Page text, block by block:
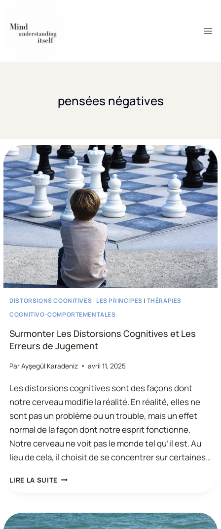
contenu
pensées négatives
DISTORSIONS COGNITIVES | LES PRINCIPES | THÉRAPIES
COGNITIVO-COMPORTEMENTALES
Surmonter Les Distorsions Cognitives et Les
Erreurs de Jugement
ParAyşegül Karadeniz avril 11, 2025
Les distorsions cognitives sont des façons dont
notre cerveau modifie la réalité. En réalité, elles ne
sont pas un problème ou un trouble, mais un effet
normal de la façon dont notre esprit fonctionne.
Notre cerveau ne voit pas le monde tel qu’il est. Au
lieu de cela, il choisit de se concentrer sur certaines…
LIRE LA SUITE SURMONTER
COGNITIVES